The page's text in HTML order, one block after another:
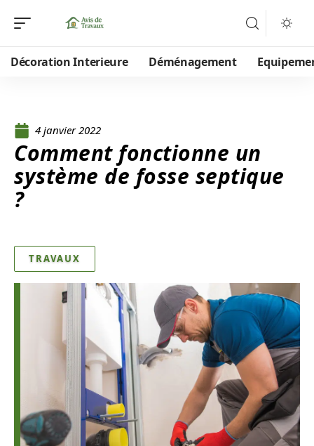
Décoration Interieure Déménagement
4 janvier 2022
Comment fonctionne un
système de fosse septique
?
TRAVAUX